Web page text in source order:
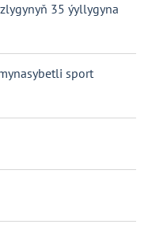
35 ýyllygyna
sport